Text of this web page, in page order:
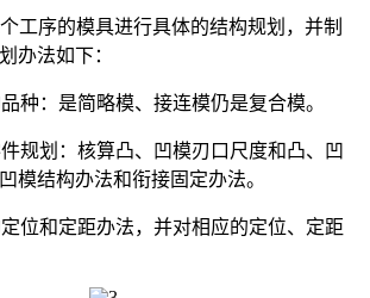
序的模具进行具体的结构规划，并制
办法如下：
：是简略模、接连模仍是复合模。
划：核算凸、凹模刃口尺度和凸、凹
模结构办法和衔接固定办法。
和定距办法，并对相应的定位、定距